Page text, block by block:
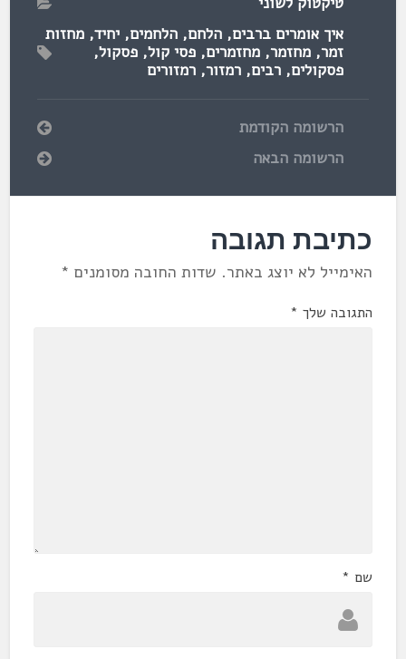
איך אומרים ברבים,הלחם,הלחמים,יחיד,מחזות
זמר,מחזמר,מחזמרים,פסי קול,פסקול,
פסקולים,רבים,רמזור,רמזורים
הרשומה הקודמת
הרשומה הבאה
כתיבת תגובה
האימייל לא יוצג באתר. שדות החובה מסומנים *
התגובה שלך *
שם *